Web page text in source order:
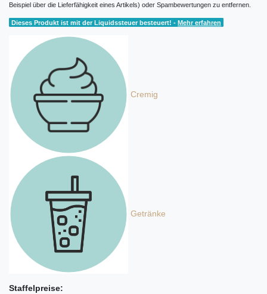
Beispiel über die Lieferfähigkeit eines Artikels) oder Spambewertungen zu entfernen.
Dieses Produkt ist mit der Liquidssteuer besteuert! -Mehr erfahren
Cremig
Getränke
Staffelpreise: